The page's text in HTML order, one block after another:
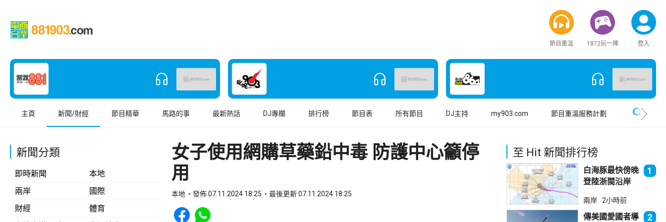
節目重溫 1872玩一陣 登入
主頁 新聞/財經 節目精華 馬路的事 最新熱話 DJ專欄 排行榜 節目表 所有節目 DJ主持 my903.com 節目重溫服務計劃
新聞分類
即時新聞
本地
兩岸
國際
財經
體育
女子使用網購草藥鉛中毒 防護中心籲停
用
本地 發佈 07.11.2024 18:25 最後更新 07.11.2024 18:25
Share to Facebook
Share to WhatsApp
至 Hit 新聞排行榜
白海豚最快傍晚
登陸浙閩沿岸
廿萬人
1
兩岸 2小時前
傳美國愛國者導 2